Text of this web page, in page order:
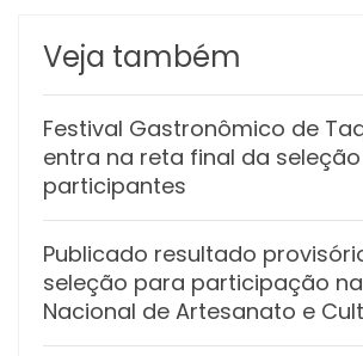
Veja também
Festival Gastronômico de
entra na reta final da
participantes
Publicado resultado
seleção para participação na
Nacional de Artesanato e